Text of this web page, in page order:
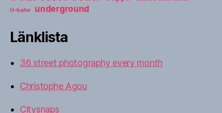
U-bahn underground
Länklista
36 street photography every month
Christophe Agou
Citysnaps